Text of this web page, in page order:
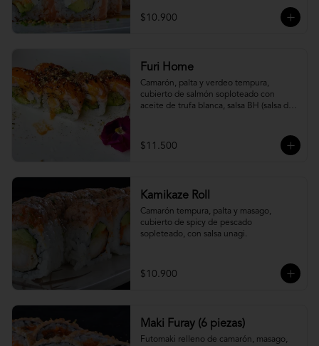
$10.900
Furi Home
Camarón, palta y verdeo tempura,
cubierto de salmón soploteado con
aceite de trufa blanca, salsa BH (salsa de
$11.500
Kamikaze Roll
Camarón tempura, palta y masago,
cubierto de spicy de pescado
sopleteado, con salsa unagi.
$10.900
Maki Furay (6 piezas)
Futomaki relleno de camarón, masago,